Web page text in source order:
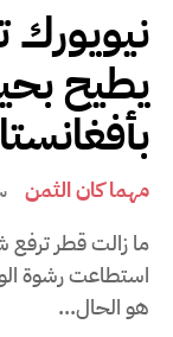
نيويورك
يطيح
مهما كان الثمن
ما زالت قطر ترفع
استطاعت رشوة
هو الحال...